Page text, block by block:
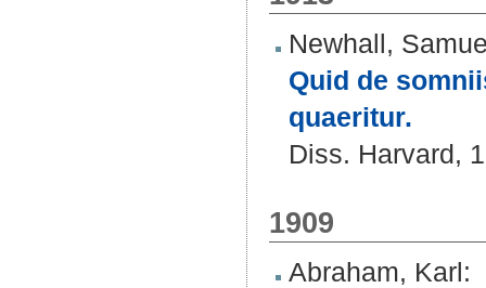
Newhall,
Quid de
quaeritur.
Diss. Harvard,
1909
Abraham, Karl: